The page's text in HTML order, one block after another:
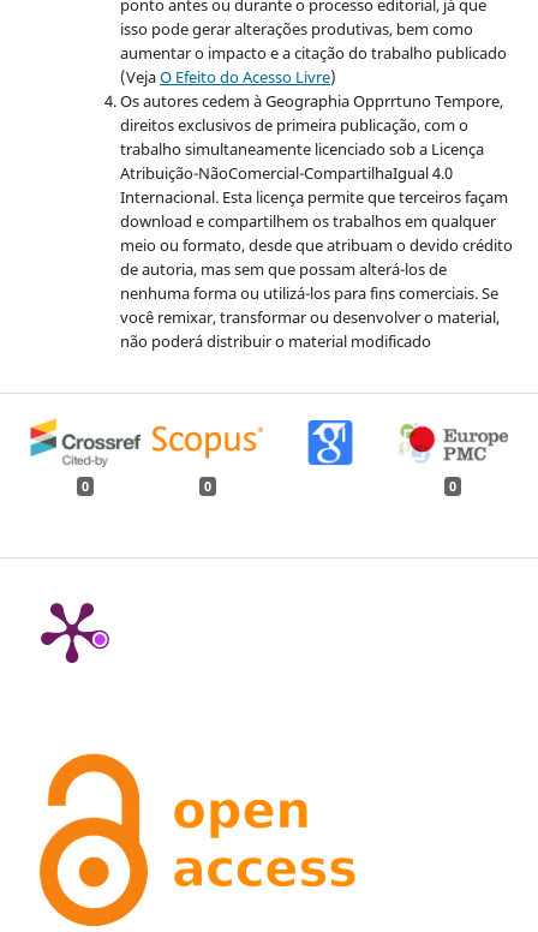
ponto antes ou durante o processo editorial, já que
isso pode gerar alterações produtivas, bem como
aumentar o impacto e a citação do trabalho publicado
(VejaO Efeito do Acesso Livre)
Os autores cedem à Geographia Opprrtuno Tempore,
direitos exclusivos de primeira publicação, com o
trabalho simultaneamente licenciado sob a Licença
Atribuição-NãoComercial-CompartilhaIgual 4.0
Internacional. Esta licença permite que terceiros façam
download e compartilhem os trabalhos em qualquer
meio ou formato, desde que atribuam o devido crédito
de autoria, mas sem que possam alterá-los de
nenhuma forma ou utilizá-los para fins comerciais. Se
você remixar, transformar ou desenvolver o material,
não poderá distribuir o material modificado
0 0 0